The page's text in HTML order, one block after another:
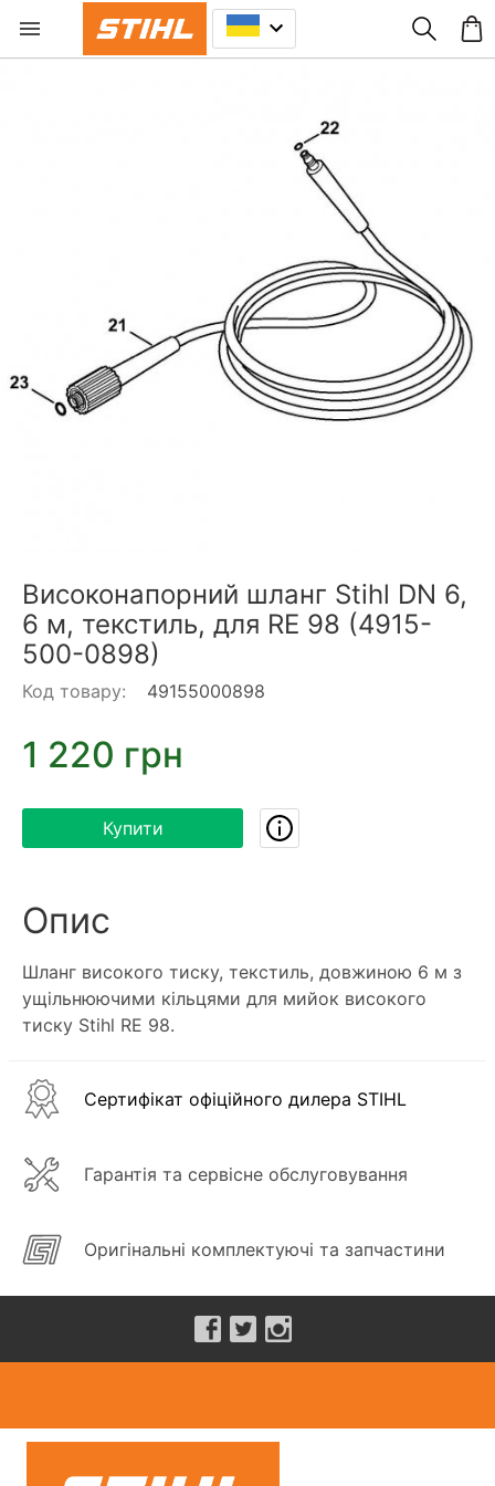
Високонапорний шланг Stihl DN 6,
6 м, текстиль, для RE 98 (4915-
500-0898)
Код товару: 49155000898
1 220 грн
Купити
Опис
Шланг високого тиску, текстиль, довжиною 6 м з
ущільнюючими кільцями для мийок високого
тиску Stihl RE 98.
Сертифікат офіційного дилера STIHL
Гарантія та сервісне обслуговування
Оригінальні комплектуючі та запчастини